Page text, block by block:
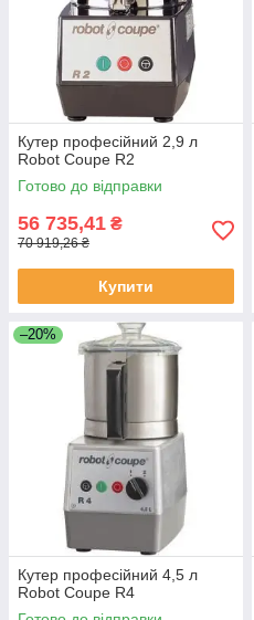
Кутер професійний 2,9 л
Robot Coupe R2
Готово до відправки
56 735,41 ₴
70 919,26 ₴
Купити
–20%
Кутер професійний 4,5 л
Robot Coupe R4